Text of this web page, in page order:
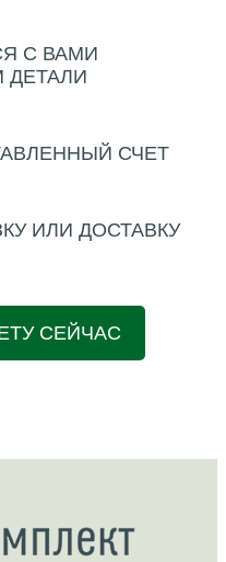
С ВАМИ
ДЕТАЛИ
СЧЕТ
ИЛИ ДОСТАВКУ
СЕЙЧАС